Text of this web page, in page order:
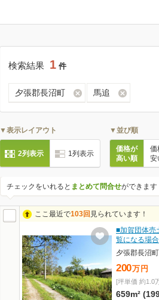
検索結果 1 件
夕張郡長沼町 馬追
▼表示レイアウト
2列表示 1列表示
▼並び順
価格が
高い順
価
安
チェックをいれると まとめて問合せができま
ここ最近で103回 見られています！
■加賀団体売
覧になる場
夕張郡長沼
200万 円
[坪単価 約1.0
659m²